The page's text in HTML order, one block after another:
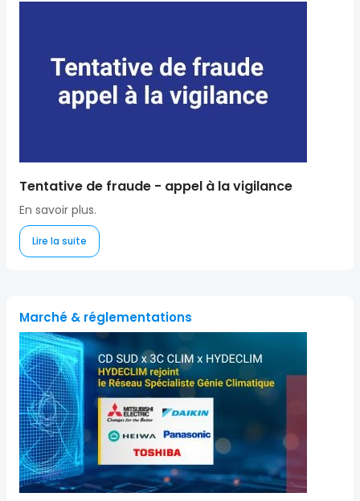
Tentative de fraude - appel à la vigilance
En savoir plus.
Lire la suite
Marché & réglementations